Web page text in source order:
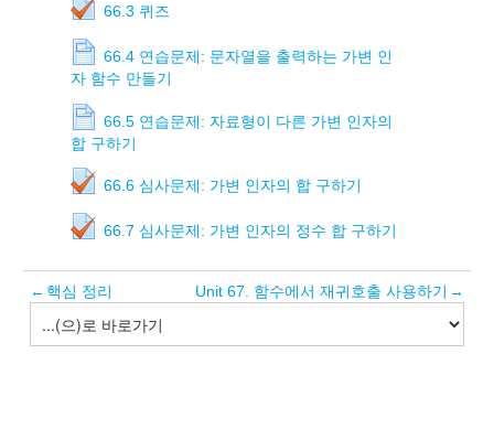
66.3 퀴즈
66.4 연습문제: 문자열을 출력하는 가변 인
자 함수 만들기
66.5 연습문제: 자료형이 다른 가변 인자의
합 구하기
66.6 심사문제: 가변 인자의 합 구하기
66.7 심사문제: 가변 인자의 정수 합 구하기
← 핵심 정리 Unit 67. 함수에서 재귀호출 사용하기 →